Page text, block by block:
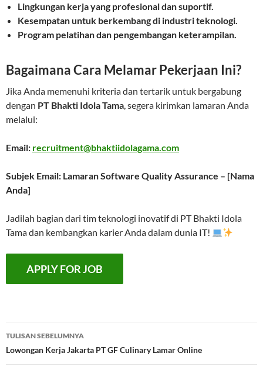
Lingkungan kerja yang profesional dan suportif.
Kesempatan untuk berkembang di industri teknologi.
Program pelatihan dan pengembangan keterampilan.
Bagaimana Cara Melamar Pekerjaan Ini?
Jika Anda memenuhi kriteria dan tertarik untuk bergabung
dengan PT Bhakti Idola Tama, segera kirimkan lamaran Anda
melalui:
Email: recruitment@bhaktiidolagama.com
Subjek Email: Lamaran Software Quality Assurance – [Nama
Anda]
Jadilah bagian dari tim teknologi inovatif di PT Bhakti Idola
Tama dan kembangkan karier Anda dalam dunia IT!
Navigasi
Tulisan
TULISAN SEBELUMNYA
Lowongan Kerja Jakarta PT GF Culinary Lamar Online